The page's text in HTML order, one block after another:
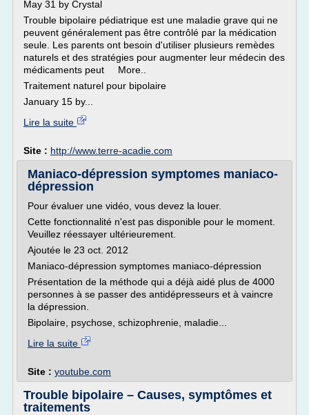
May 31 by Crystal
Trouble bipolaire pédiatrique est une maladie grave qui ne
peuvent généralement pas être contrôlé par la médication
seule. Les parents ont besoin d'utiliser plusieurs remèdes
naturels et des stratégies pour augmenter leur médecin des
médicaments peut More..
Traitement naturel pour bipolaire
January 15 by...
Lire la suite
Site : http://www.terre-acadie.com
Maniaco-dépression symptomes maniaco-
dépression
Pour évaluer une vidéo, vous devez la louer.
Cette fonctionnalité n'est pas disponible pour le moment.
Veuillez réessayer ultérieurement.
Ajoutée le 23 oct. 2012
Maniaco-dépression symptomes maniaco-dépression
Présentation de la méthode qui a déjà aidé plus de 4000
personnes à se passer des antidépresseurs et à vaincre
la dépression.
Bipolaire, psychose, schizophrenie, maladie...
Lire la suite
Site : youtube.com
Trouble bipolaire – Causes, symptômes et
traitements